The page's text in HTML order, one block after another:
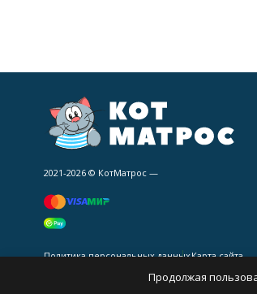
2021-2026 © КотМатрос —
Политика персональных данныхКарта сайта
Продолжая